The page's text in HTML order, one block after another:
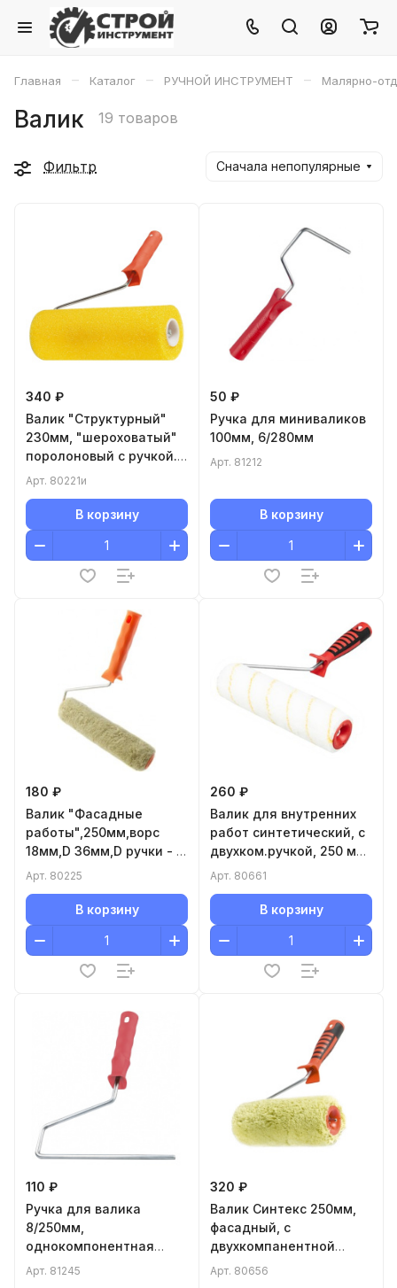
Главная – Каталог – РУЧНОЙ ИНСТРУМЕНТ – Малярно-
Валик 19 товаров
Фильтр Сначала непопулярные
340 ₽
Валик "Структурный"
230мм, "шероховатый"
поролоновый с ручкой.
D-80мм , MATRIX
Арт. 80221и
В корзину
50 ₽
Ручка для миниваликов
100мм, 6/280мм
Арт. 81212
В корзину
180 ₽
Валик "Фасадные
работы",250мм,ворс
18мм,D 36мм,D ручки - 6
мм,полиакрил,полиэстер//
Арт. 80225
В корзину
260 ₽
Валик для внутренних
работ синтетический, с
двухком.ручкой, 250 мм,
ворс 12 мм, D 48 мм, D
Арт. 80661
В корзину
110 ₽
Ручка для валика
8/250мм,
однокомпонентная
рукоятка
Арт. 81245
320 ₽
Валик Синтекс 250мм,
фасадный, с
двухкомпанентной
рукояткой
Арт. 80656